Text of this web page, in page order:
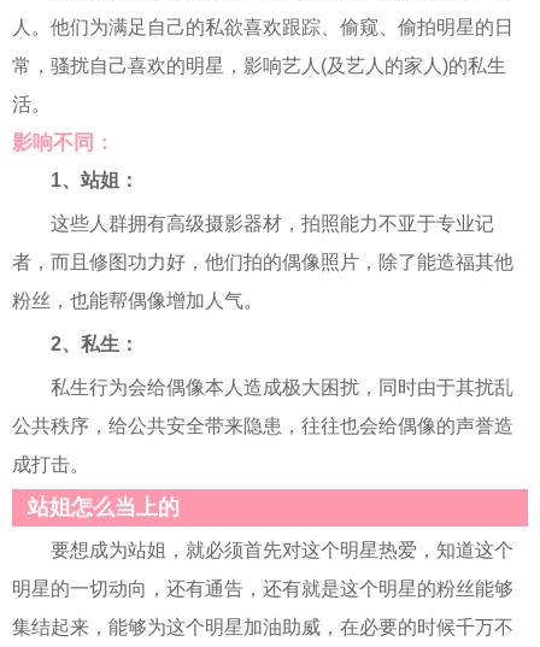
人。他们为满足自己的私欲喜欢跟踪、偷窥、偷拍明星的日
常，骚扰自己喜欢的明星，影响艺人(及艺人的家人)的私生
活。
影响不同：
1、站姐：
这些人群拥有高级摄影器材，拍照能力不亚于专业记
者，而且修图功力好，他们拍的偶像照片，除了能造福其他
粉丝，也能帮偶像增加人气。
2、私生：
私生行为会给偶像本人造成极大困扰，同时由于其扰乱
公共秩序，给公共安全带来隐患，往往也会给偶像的声誉造
成打击。
站姐怎么当上的
要想成为站姐，就必须首先对这个明星热爱，知道这个
明星的一切动向，还有通告，还有就是这个明星的粉丝能够
集结起来，能够为这个明星加油助威，在必要的时候千万不